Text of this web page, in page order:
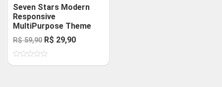
Seven Stars Modern
Responsive
MultiPurpose Theme
R$59,90 O
preço
original
R$ 29,90O
atual